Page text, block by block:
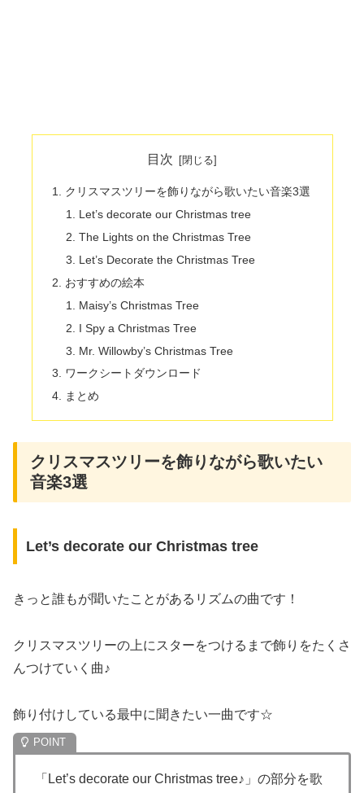
目次
クリスマスツリーを飾りながら歌いたい音楽3選
Let’s decorate our Christmas tree
The Lights on the Christmas Tree
Let’s Decorate the Christmas Tree
おすすめの絵本
Maisy’s Christmas Tree
I Spy a Christmas Tree
Mr. Willowby’s Christmas Tree
ワークシートダウンロード
まとめ
クリスマスツリーを飾りながら歌いたい
音楽3選
Let’s decorate our Christmas tree
きっと誰もが聞いたことがあるリズムの曲です！
クリスマスツリーの上にスターをつけるまで飾りをたくさ
んつけていく曲♪
飾り付けしている最中に聞きたい一曲です☆
「Let’s decorate our Christmas tree♪」の部分を歌